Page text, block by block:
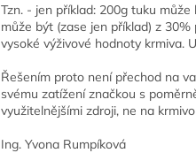
Tzn. - jen příklad: 200g tuku
může být (zase jen příklad) z
vysoké výživové hodnoty krmiva.
Řešením proto není přechod na
svému zatížení značkou s
využitelnějšími zdroji, ne na
Ing. Yvona Rumpíková